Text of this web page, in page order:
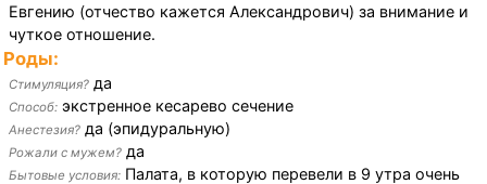
Евгению (отчество кажется Александрович) за внимание и
чуткое отношение.
Роды:
Стимуляция? да
Способ: экстренное кесарево сечение
Анестезия? да (эпидуральную)
Рожали с мужем? да
Бытовые условия: Палата, в которую перевели в 9 утра очень